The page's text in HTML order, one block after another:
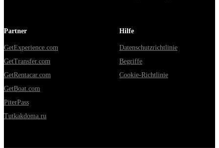
Partner
GetExperience.com
GetTransfer.com
GetRentacar.com
GetBoat.com
PiterPass
Tutkakdoma.ru
Hilfe
Datenschutzrichtlinie
Begriffe
Cookie-Richtlinie